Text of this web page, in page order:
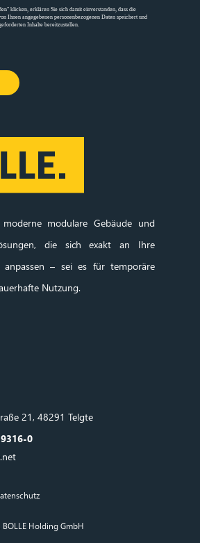
klicken, erklären Sie sich damit einverstanden, dass die
Ihnen angegebenen personenbezogenen Daten speichert und
Inhalte bereitzustellen.
modulare Gebäude und
die sich exakt an Ihre
anpassen – sei es für temporäre
Nutzung.
21, 48291 Telgte
0
Holding GmbH